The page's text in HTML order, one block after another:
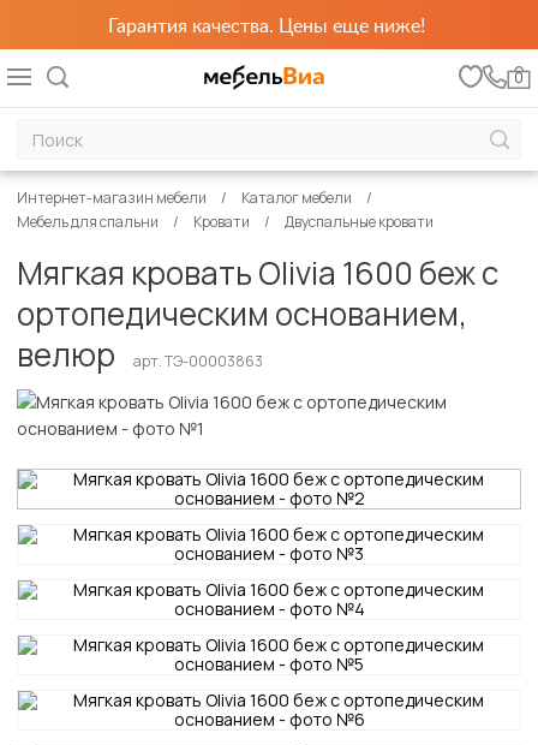
Гарантия качества. Цены еще ниже!
0
Интернет-магазин мебели
Каталог мебели
Мебель для спальни
Кровати Двуспальные кровати
Мягкая кровать Olivia 1600 беж с
ортопедическим основанием,
велюр
арт. ТЭ-00003863